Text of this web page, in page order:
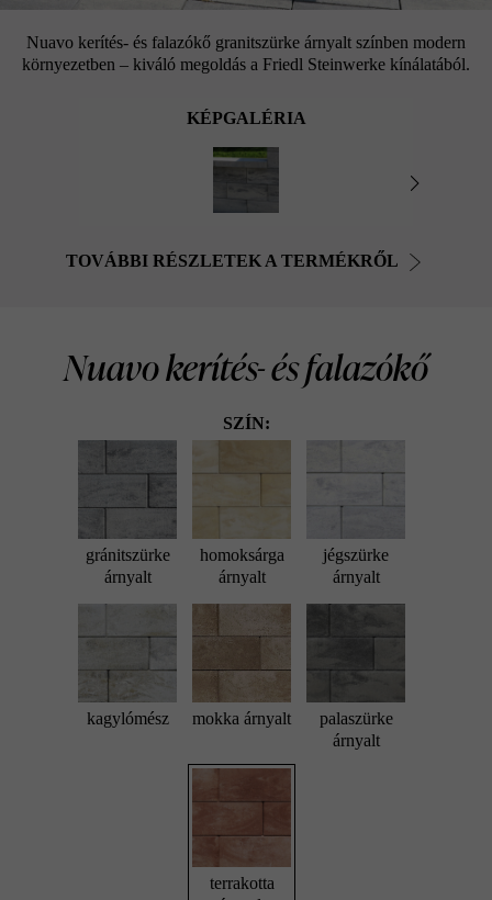
Nuavo kerítés- és falazókő granitszürke árnyalt színben modern
környezetben – kiváló megoldás a Friedl Steinwerke kínálatából.
KÉPGALÉRIA
TOVÁBBI RÉSZLETEK A TERMÉKRŐL
Nuavo kerítés- és falazókő
SZÍN:
gránitszürke
árnyalt
homoksárga
árnyalt
jégszürke
árnyalt
kagylómész mokka árnyalt
palaszürke
árnyalt
terrakotta